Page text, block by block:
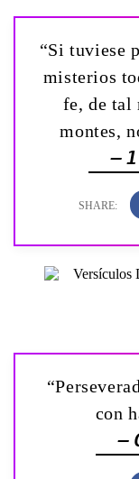
“Si tuviese
misterios
fe, de tal
montes,
—
con
—